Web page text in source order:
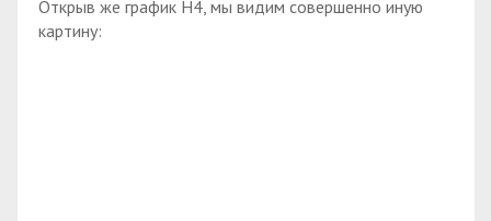
Открыв же график H4, мы видим совершенно иную
картину: